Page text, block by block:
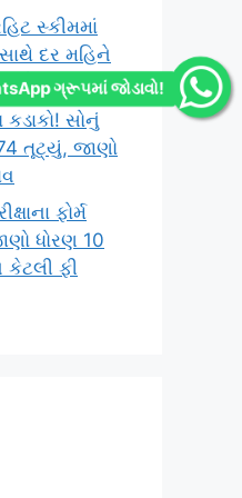
સ્કીમમાં
દર મહિને
સોનું
તૂટ્યું, જાણો
ફોર્મ
ધોરણ 10
ફી
ગ્રૂપમાં જોડાવો!